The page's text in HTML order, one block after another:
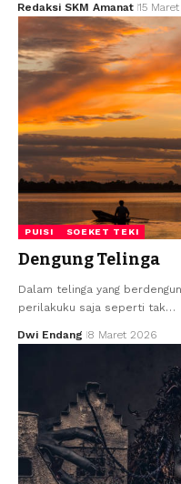
Redaksi SKM Amanat 15
PUISI SOEKET TEKI
Dengung Telinga
Dalam telinga yang
perilakuku saja seperti tak…
Dwi Endang 8 Maret 2026